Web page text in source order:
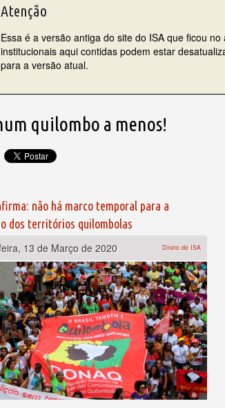
Atenção
Essa é a versão antiga do site do ISA que ficou
institucionais aqui contidas podem estar
para a versão atual.
quilombo a menos!
não há marco temporal para a
dos territórios quilombolas
13 de Março de 2020
Direto do ISA